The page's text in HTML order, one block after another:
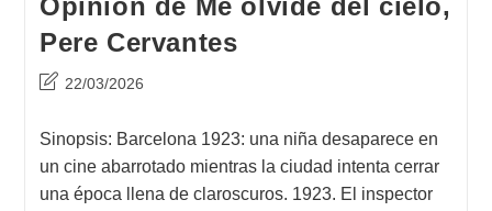
Opinión de Me olvidé del cielo,
Pere Cervantes
Última
de
la
entrada:
22/03/2026
Sinopsis: Barcelona 1923: una niña desaparece en
un cine abarrotado mientras la ciudad intenta cerrar
una época llena de claroscuros. 1923. El inspector